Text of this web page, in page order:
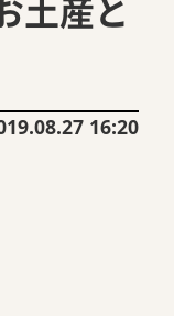
土産と
16:20